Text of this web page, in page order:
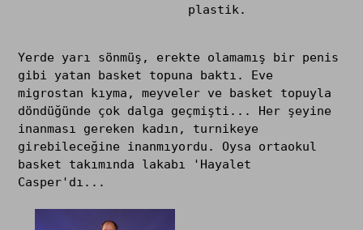
plastik.
Yerde yarı sönmüş, erekte olamamış bir penis
gibi yatan basket topuna baktı. Eve
migrostan kıyma, meyveler ve basket topuyla
döndüğünde çok dalga geçmişti... Her şeyine
inanması gereken kadın, turnikeye
girebileceğine inanmıyordu. Oysa ortaokul
basket takımında lakabı 'Hayalet
Casper'dı...